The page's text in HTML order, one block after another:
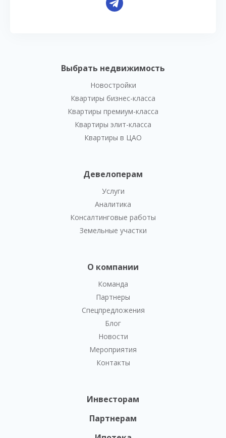
Выбрать недвижимость
Новостройки
Квартиры бизнес-класса
Квартиры премиум-класса
Квартиры элит-класса
Квартиры в ЦАО
Девелоперам
Услуги
Аналитика
Консалтинговые работы
Земельные участки
О компании
Команда
Партнеры
Спецпредложения
Блог
Новости
Мероприятия
Контакты
Инвесторам
Партнерам